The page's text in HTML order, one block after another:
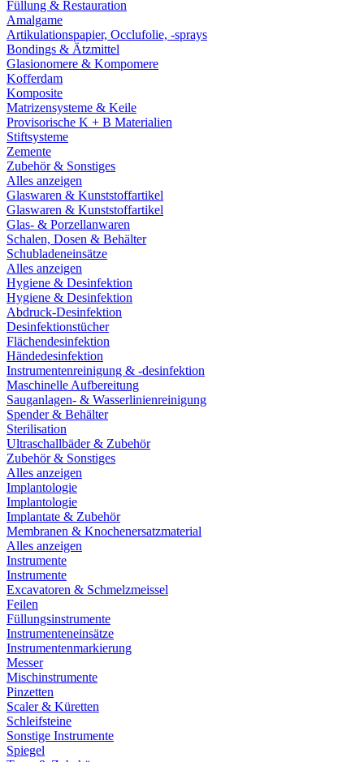
Füllung & Restauration
Amalgame
Artikulationspapier, Occlufolie, -sprays
Bondings & Ätzmittel
Glasionomere & Kompomere
Kofferdam
Komposite
Matrizensysteme & Keile
Provisorische K + B Materialien
Stiftsysteme
Zemente
Zubehör & Sonstiges
Alles anzeigen
Glaswaren & Kunststoffartikel
Glaswaren & Kunststoffartikel
Glas- & Porzellanwaren
Schalen, Dosen & Behälter
Schubladeneinsätze
Alles anzeigen
Hygiene & Desinfektion
Hygiene & Desinfektion
Abdruck-Desinfektion
Desinfektionstücher
Flächendesinfektion
Händedesinfektion
Instrumentenreinigung & -desinfektion
Maschinelle Aufbereitung
Sauganlagen- & Wasserlinienreinigung
Spender & Behälter
Sterilisation
Ultraschallbäder & Zubehör
Zubehör & Sonstiges
Alles anzeigen
Implantologie
Implantologie
Implantate & Zubehör
Membranen & Knochenersatzmaterial
Alles anzeigen
Instrumente
Instrumente
Excavatoren & Schmelzmeissel
Feilen
Füllungsinstrumente
Instrumenteneinsätze
Instrumentenmarkierung
Messer
Mischinstrumente
Pinzetten
Scaler & Küretten
Schleifsteine
Sonstige Instrumente
Spiegel